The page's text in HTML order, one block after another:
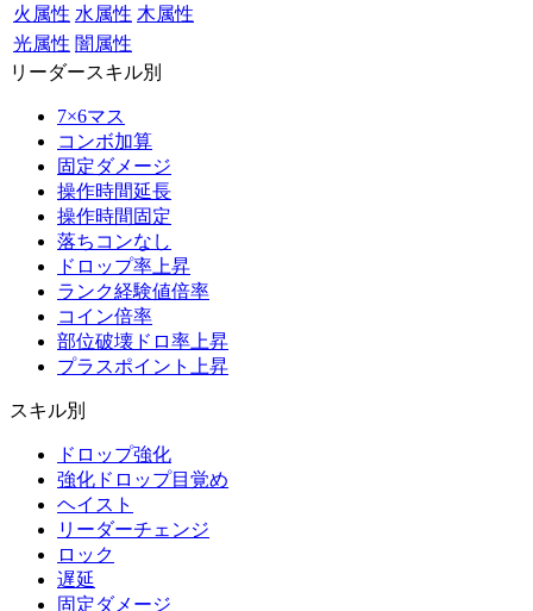
火属性 水属性 木属性
光属性 闇属性
リーダースキル別
7×6マス
コンボ加算
固定ダメージ
操作時間延長
操作時間固定
落ちコンなし
ドロップ率上昇
ランク経験値倍率
コイン倍率
部位破壊ドロ率上昇
プラスポイント上昇
スキル別
ドロップ強化
強化ドロップ目覚め
ヘイスト
リーダーチェンジ
ロック
遅延
固定ダメージ